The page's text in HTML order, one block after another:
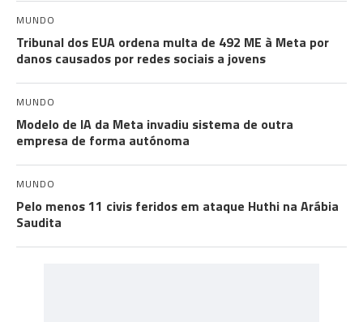
MUNDO
Tribunal dos EUA ordena multa de 492 ME à Meta por
danos causados por redes sociais a jovens
MUNDO
Modelo de IA da Meta invadiu sistema de outra
empresa de forma autónoma
MUNDO
Pelo menos 11 civis feridos em ataque Huthi na Arábia
Saudita